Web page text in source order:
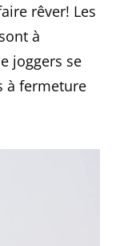
rêver! Les
à
joggers se
à fermeture